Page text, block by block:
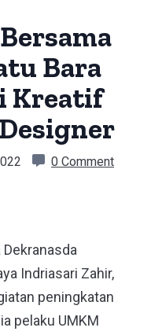
Bara
Kreatif
0 Comment
Indriasari Zahir,
peningkatan
pelaku UMKM